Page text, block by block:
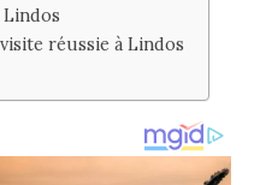
réussie à Lindos